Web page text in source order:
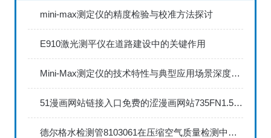
mini-max测定仪的精度检验与校准方法探讨
E910激光测平仪在道路建设中的关键作用
Mini-Max测定仪的技术特性与典型应用场景深度解读
51漫画网站链接入口免费的涩漫画网站735FN1.5正确的校准步骤
德尔格水检测管8103061在压缩空气质量检测中的应用